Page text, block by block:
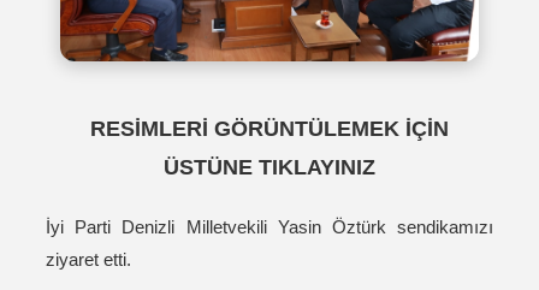
RESİMLERİ GÖRÜNTÜLEMEK İÇİN
ÜSTÜNE TIKLAYINIZ
İyi Parti Denizli Milletvekili Yasin Öztürk sendikamızı
ziyaret etti.